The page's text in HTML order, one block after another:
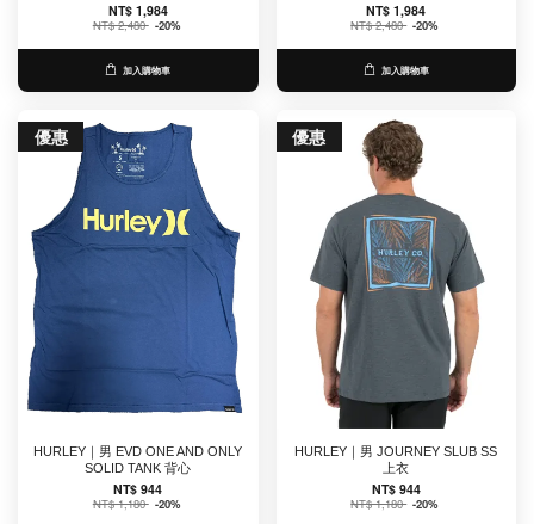
NT$ 1,984
NT$ 2,480 -20%
加入購物車
NT$ 1,984
NT$ 2,480 -20%
加入購物車
優惠
HURLEY｜男 EVD ONE AND ONLY
SOLID TANK 背心
NT$ 944
NT$ 1,180 -20%
優惠
HURLEY｜男 JOURNEY SLUB SS
上衣
NT$ 944
NT$ 1,180 -20%